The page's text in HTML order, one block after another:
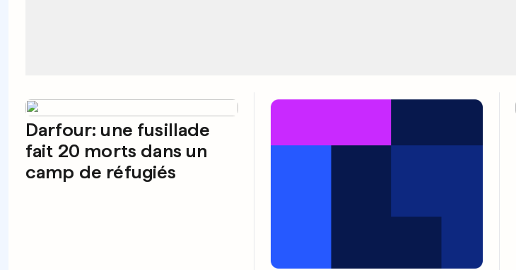
Darfour: une fusillade
fait 20 morts dans un
camp de réfugiés